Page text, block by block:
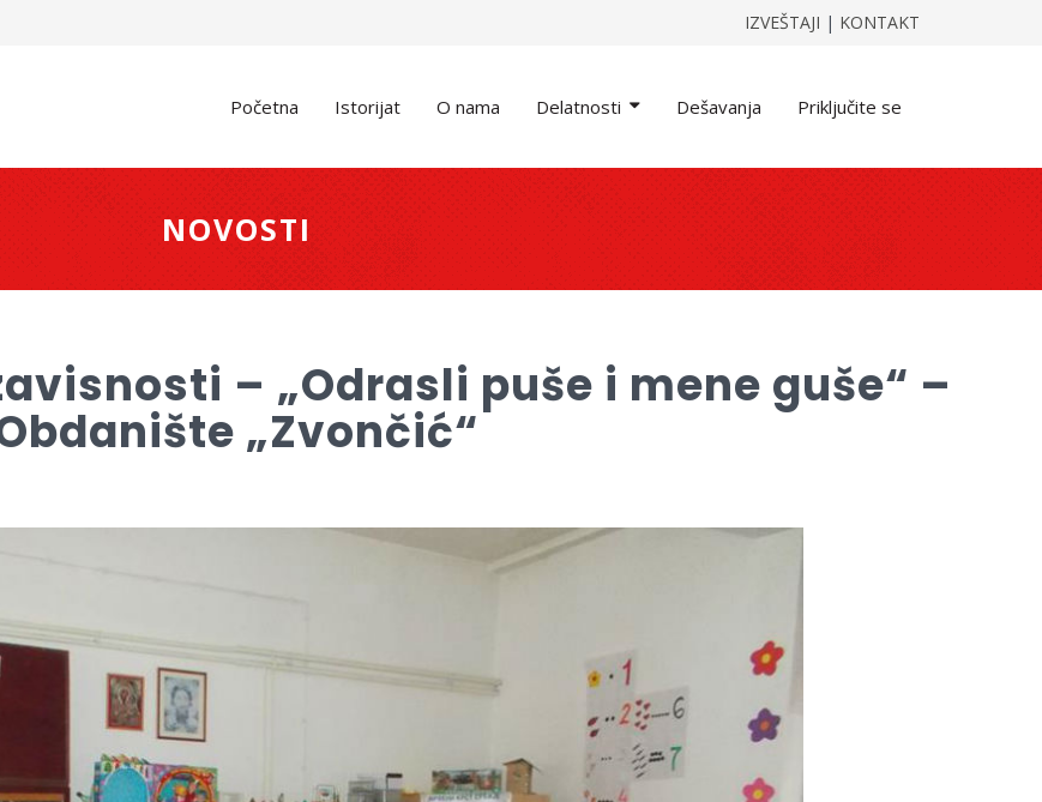
IZVEŠTAJI | KONTAKT
Početna Istorijat O nama Delatnosti Dešavanja Priključite se
NOVOSTI
– „Odrasli puše i mene guše“ –
„Zvončić“